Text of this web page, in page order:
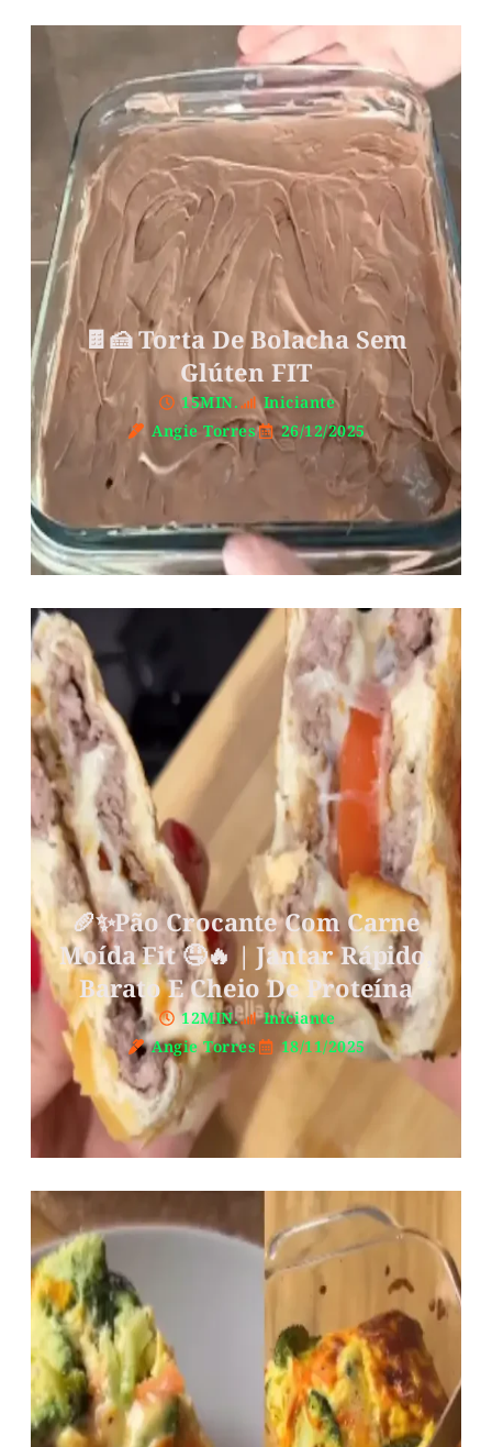
🍫🍰 Torta De Bolacha Sem
Glúten FIT
15MIN.
Iniciante
Angie Torres
26/12/2025
🥖✨Pão Crocante Com Carne
Moída Fit 🤤🔥 | Jantar Rápido,
Barato E Cheio De Proteína
12MIN.
Iniciante
Angie Torres
18/11/2025